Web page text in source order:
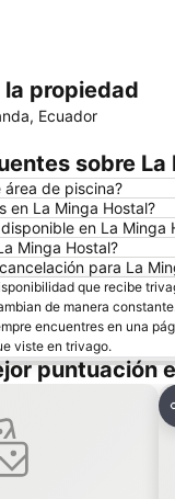
propiedad
Ecuador
sobre La
área de piscina?
en La Minga Hostal?
en La Minga
Minga Hostal?
para La
que recibe
de manera
encuentres en una
viste en trivago.
puntuación